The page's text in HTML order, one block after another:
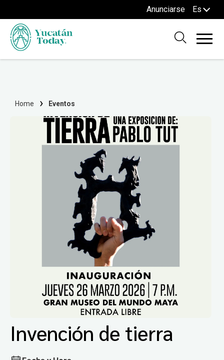
Anunciarse Es
Home Eventos
Invención de tierra